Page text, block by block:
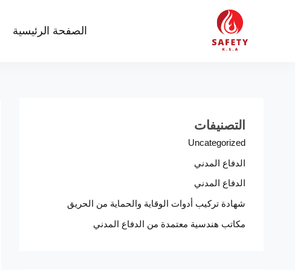
الصفحة الرئيسية
التصنيفات
Uncategorized
الدفاع المدني
الدفاع المدني
شهادة تركيب أدوات الوقاية والحماية من الحريق
مكاتب هندسية معتمدة من الدفاع المدني